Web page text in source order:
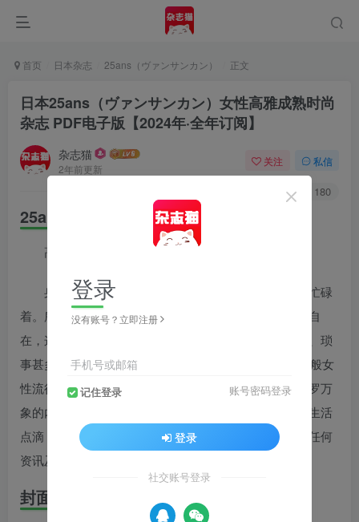
首页 日本杂志 25ans（ヴァンサンカン） 正文
日本25ans（ヴァンサンカン）女性高雅成熟时尚
杂志 PDF电子版【2024年·全年订阅】
杂志猫
2年前更新
关注 私信
498 180
25ans（ヴァンサンカン）内容简介
高雅成熟的都市新贵
身为独立自主的现代新女性，经常为了自己的生活忙碌
着。所以如何让自己的生活品质更舒适、让自己活得更自
在，这些都是现代女性们所追求的。只是平日工作繁忙、琐
事甚多，常常难以好好打理自己。因此25ANS要打破一般女
性流行杂志的基本路线，不再将重点只摆在服装上，包罗万
象的内容，皆针对现代女性的需求，从服饰美容、乃至生活
点滴，都是最贴心的安排，只要和你的生活息息相关的任何
资讯及情报，都会在此出现。
封面故事
登录
没有账号？立即注册
手机号或邮箱
记住登录 账号密码登录
登录
社交账号登录